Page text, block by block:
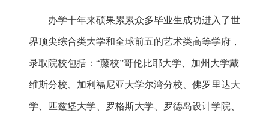
办学十年来硕果累累众多毕业生成功进入了世
界顶尖综合类大学和全球前五的艺术类高等学府，
录取院校包括：“藤校”哥伦比耶大学、加州大学戴
维斯分校、加利福尼亚大学尔湾分校、佛罗里达大
学、匹兹堡大学、罗格斯大学、罗德岛设计学院、